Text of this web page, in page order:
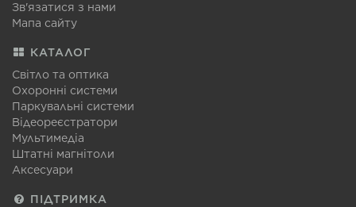
Зв'язатися з нами
Мапа сайту
КАТАЛОГ
Світло та оптика
Охоронні системи
Паркувальні системи
Відеореєстратори
Мультимедіа
Штатні магнітоли
Аксесуари
ПІДТРИМКА